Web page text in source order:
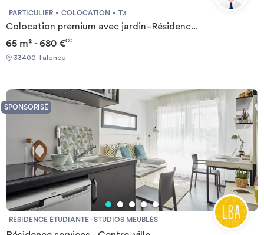
PARTICULIER COLOCATION T3
Colocation premium avec jardin–Résidenc...
65 m² - 680 €CC
33400 Talence
SPONSORISÉ
RÉSIDENCE ÉTUDIANTE - STUDIOS MEUBLÉS